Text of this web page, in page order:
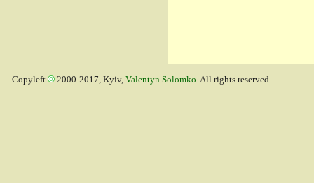
Copyleft 2000-2017, Kyiv, Valentyn Solomko. All rights reserved.